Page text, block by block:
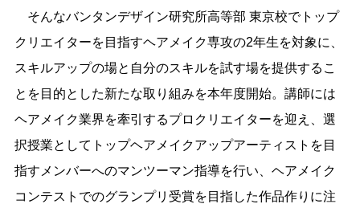
そんなバンタンデザイン研究所高等部 東京校でトップ
クリエイターを目指すヘアメイク専攻の2年生を対象に、
スキルアップの場と自分のスキルを試す場を提供するこ
とを目的とした新たな取り組みを本年度開始。講師には
ヘアメイク業界を牽引するプロクリエイターを迎え、選
択授業としてトップヘアメイクアップアーティストを目
指すメンバーへのマンツーマン指導を行い、ヘアメイク
コンテストでのグランプリ受賞を目指した作品作りに注